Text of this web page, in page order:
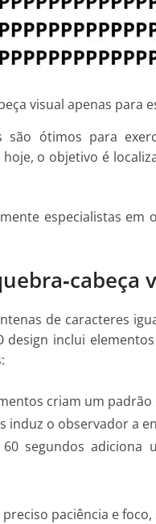
visual apenas para
são ótimos para
hoje, o objetivo é
especialistas
de caracteres
design inclui
criam um padrão
induz o observador a
segundos adiciona
paciência e